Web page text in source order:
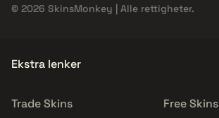
© 2026 SkinsMonkey | Alle rettigheter.
Ekstra lenker
Trade Skins
Free Skins